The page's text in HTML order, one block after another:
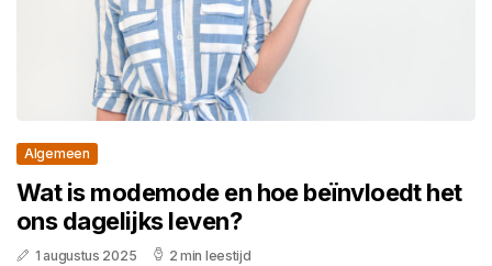
Algemeen
Wat is modemode en hoe beïnvloedt het
ons dagelijks leven?
1 augustus 2025 2 min leestijd